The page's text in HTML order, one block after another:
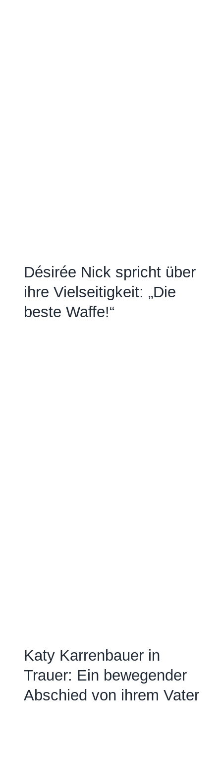
Désirée Nick spricht über
ihre Vielseitigkeit: „Die
beste Waffe!“
Katy Karrenbauer in
Trauer: Ein bewegender
Abschied von ihrem Vater